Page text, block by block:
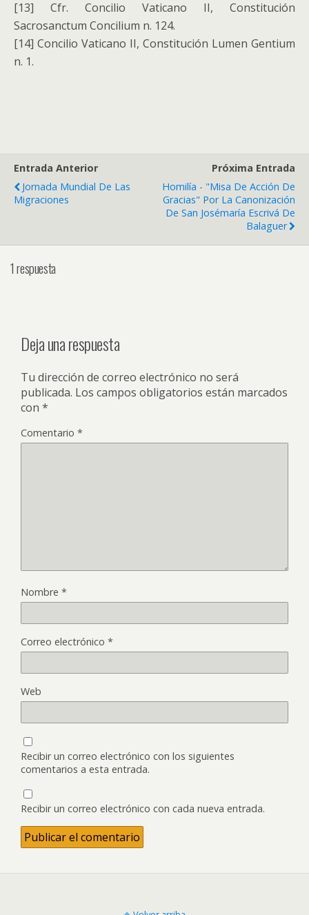
[13] Cfr. Concilio Vaticano II, Constitución
Sacrosanctum Concilium n. 124.
[14] Concilio Vaticano II, Constitución Lumen Gentium
n. 1.
Entrada Anterior
Jornada Mundial De Las
Migraciones
Próxima Entrada
Homilía - "Misa De Acción De
Gracias" Por La Canonización
De San Josémaría Escrivá De
Balaguer
1 respuesta
Deja una respuesta
Tu dirección de correo electrónico no será
publicada. Los campos obligatorios están marcados
con *
Comentario *
Nombre *
Correo electrónico *
Web
Recibir un correo electrónico con los siguientes
comentarios a esta entrada.
Recibir un correo electrónico con cada nueva entrada.